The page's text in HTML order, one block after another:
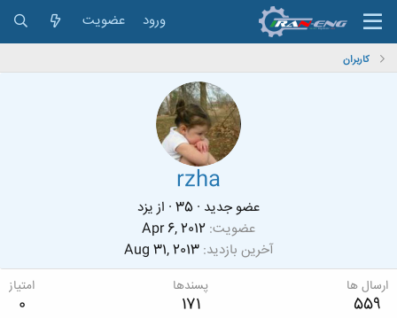
ورود عضویت
کاربران
rzha
عضو جدید ·
· از یزد
عضویت Apr 6, 2012
آخرین بازدید Aug 31, 2013
ارسال ها
559
پسندها
171
امتیاز
0